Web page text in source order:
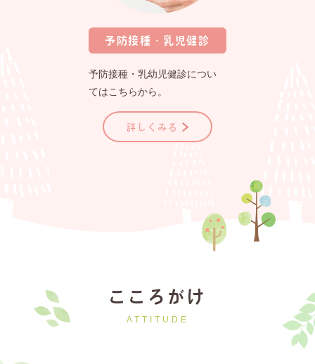
予防接種・乳児健診
予防接種・乳幼児健診につい
てはこちらから。
詳しくみる
こころがけ